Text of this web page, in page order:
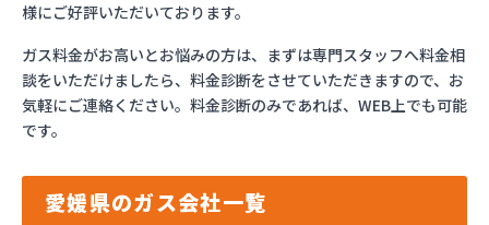
様にご好評いただいております。
ガス料金がお高いとお悩みの方は、まずは専門スタッフへ料金相
談をいただけましたら、料金診断をさせていただきますので、お
気軽にご連絡ください。料金診断のみであれば、WEB上でも可能
です。
愛媛県のガス会社一覧